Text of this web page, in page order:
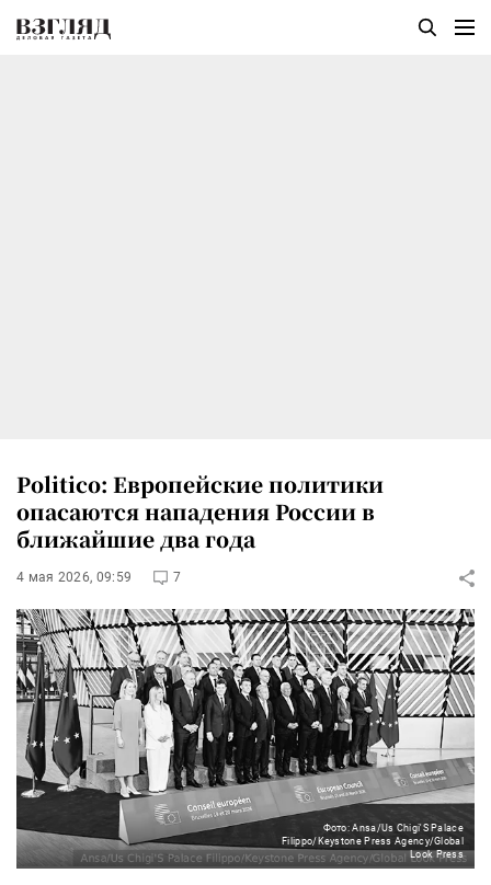
Politico: Европейские политики
опасаются нападения России в
ближайшие два года
4 мая 2026, 09:59 7
Фото: Ansa/Us Chigi'S Palace
Filippo/Keystone Press Agency/Global
Look Press